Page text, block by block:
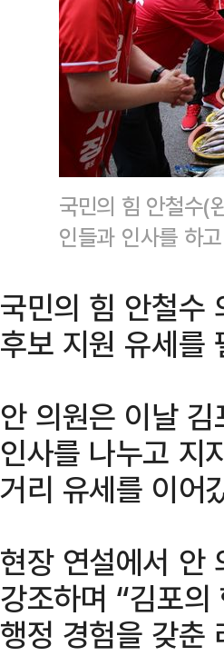
국민의 힘 안철수(
인들과 인사를 하
국민의 힘 안철수
후보 지원 유세를
안 의원은 이날
인사를 나누고 지
거리 유세를 이어
현장 연설에서 안
강조하며 “김포
행정 경험을 갖춘